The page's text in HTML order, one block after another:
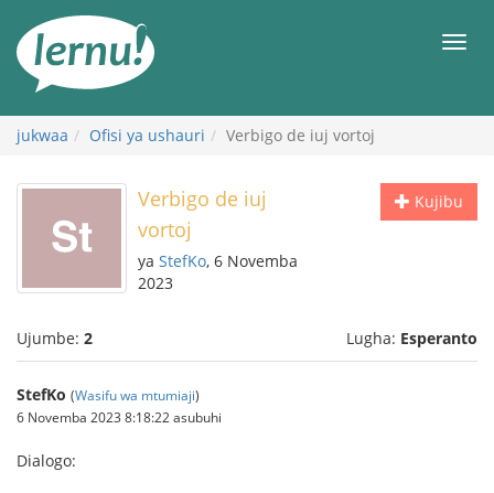
maudhui
jukwaa Ofisi ya ushauri Verbigo de iuj vortoj
Kujibu
Verbigo de iuj
vortoj
ya StefKo, 6 Novemba
2023
Ujumbe: 2 Lugha: Esperanto
StefKo (Wasifu wa mtumiaji)
6 Novemba 2023 8:18:22 asubuhi
Dialogo: